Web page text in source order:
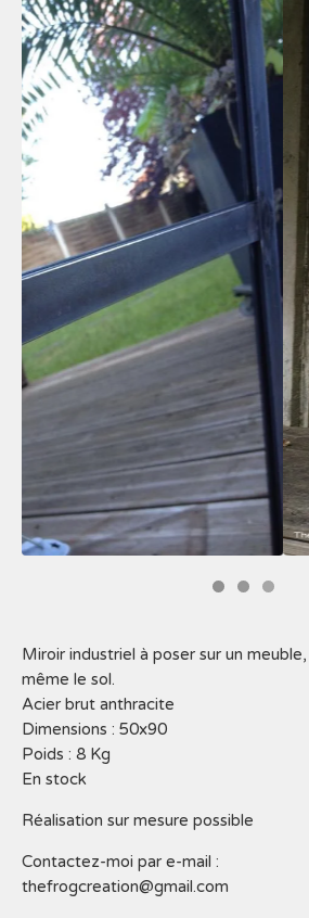
Miroir industriel à poser sur un
même le sol.
Acier brut anthracite
Dimensions : 50x90
Poids : 8 Kg
En stock
Réalisation sur mesure possible
Contactez-moi par e-mail :
thefrogcreation@gmail.com